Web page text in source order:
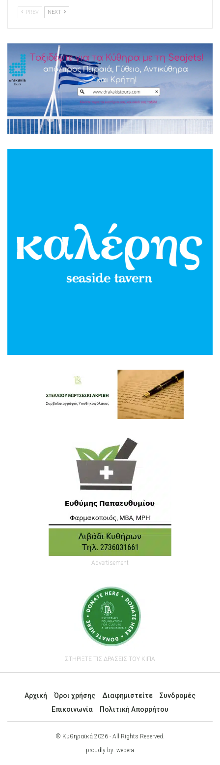
PREV NEXT
Advertisement
ΣΤΗΡΙΞΤΕ ΤΙΣ ΔΡΑΣΕΙΣ ΤΟΥ ΚΙΠΑ
Αρχική Όροι χρήσης Διαφημιστείτε
Συνδρομές
Επικοινωνία
Πολιτική Απορρήτου
© Κυθηραϊκά 2026 - All Rights Reserved.
proudly by: webera